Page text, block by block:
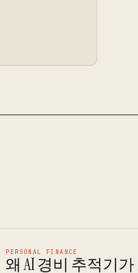
PERSONAL FINANCE
왜 AI 경비 추적기